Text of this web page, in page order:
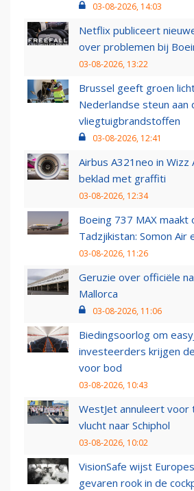
03-08-2026, 14:03
Netflix publiceert
over problemen bij
03-08-2026, 13:22
Brussel geeft groen
Nederlandse steun aan
vliegtuigbrandstoffen
03-08-2026, 12:41
Airbus A321neo in Wizz
beklad met graffiti
03-08-2026, 12:34
Boeing 737 MAX maakt
Tadzjikistan: Somon Air
03-08-2026, 11:26
Geruzie over officiële
Mallorca
03-08-2026, 11:06
Biedingsoorlog om
investeerders krijgen
voor bod
03-08-2026, 10:43
WestJet annuleert
vlucht naar Schiphol
03-08-2026, 10:02
VisionSafe wijst
gevaren rook in de